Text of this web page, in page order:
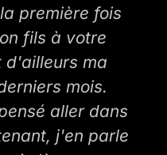
et bien
était
impeccable.
réussie ! »